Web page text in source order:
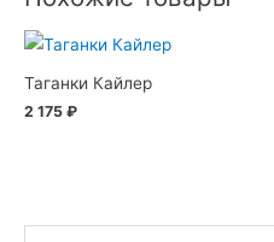
Таганки Кайлер
2 175 ₽